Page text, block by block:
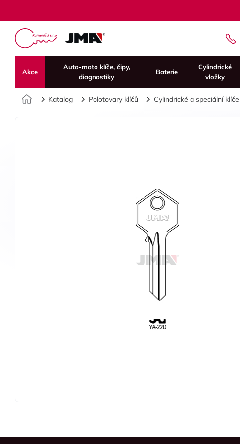
Akce
Auto-moto klíče, čipy,
diagnostiky
Baterie
Cylindrické
vložky
Úvod
Katalog Polotovary klíčů Cylindrické a speciální klíče